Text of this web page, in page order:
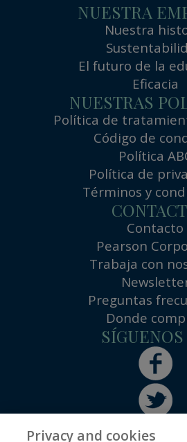
NUESTRA
Nuestra
El futuro de la
Eficacia
NUESTRAS
Política de
Código de
Política
Política de
Términos y
Contacto
Pearson
Trabaja con
Preguntas
Donde
Privacy and cookies